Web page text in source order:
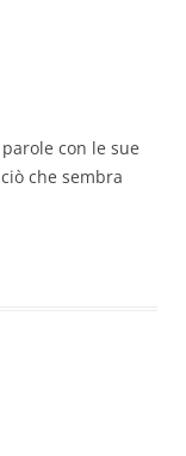
con le sue
che sembra